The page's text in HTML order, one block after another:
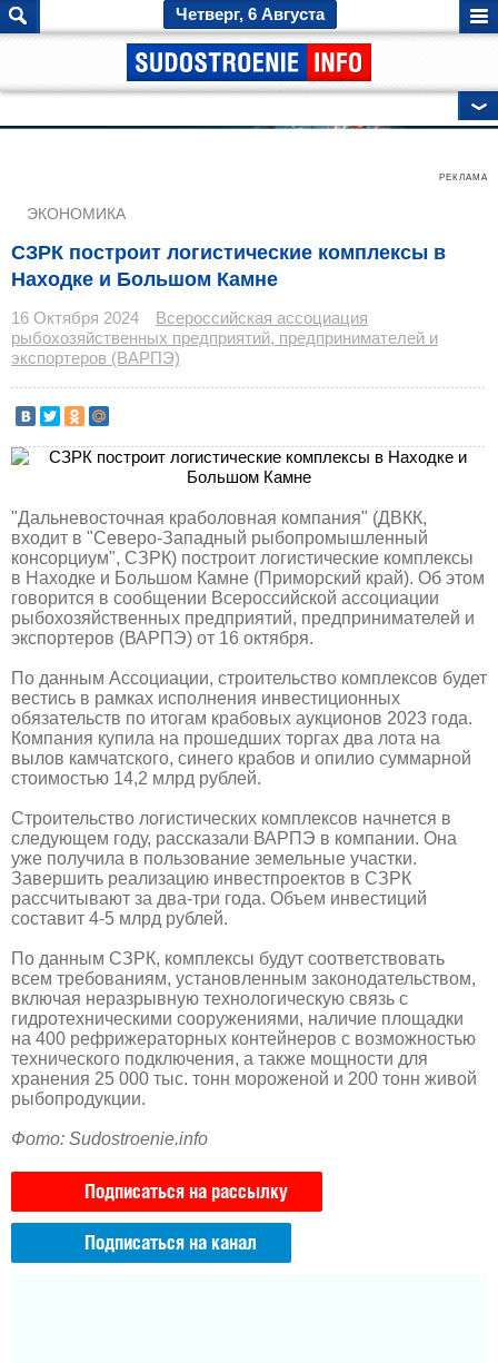
Четверг, 6 Августа
РЕКЛАМА
ЭКОНОМИКА
СЗРК построит логистические комплексы в
Находке и Большом Камне
16 Октября 2024
Всероссийская ассоциация
рыбохозяйственных предприятий, предпринимателей и
экспортеров (ВАРПЭ)
"Дальневосточная краболовная компания" (ДВКК,
входит в "Северо-Западный рыбопромышленный
консорциум", СЗРК) построит логистические комплексы
в Находке и Большом Камне (Приморский край). Об этом
говорится в сообщении Всероссийской ассоциации
рыбохозяйственных предприятий, предпринимателей и
экспортеров (ВАРПЭ) от 16 октября.
По данным Ассоциации, строительство комплексов будет
вестись в рамках исполнения инвестиционных
обязательств по итогам крабовых аукционов 2023 года.
Компания купила на прошедших торгах два лота на
вылов камчатского, синего крабов и опилио суммарной
стоимостью 14,2 млрд рублей.
Строительство логистических комплексов начнется в
следующем году, рассказали ВАРПЭ в компании. Она
уже получила в пользование земельные участки.
Завершить реализацию инвестпроектов в СЗРК
рассчитывают за два-три года. Объем инвестиций
составит 4-5 млрд рублей.
По данным СЗРК, комплексы будут соответствовать
всем требованиям, установленным законодательством,
включая неразрывную технологическую связь с
гидротехническими сооружениями, наличие площадки
на 400 рефрижераторных контейнеров с возможностью
технического подключения, а также мощности для
хранения 25 000 тыс. тонн мороженой и 200 тонн живой
рыбопродукции.
Фото: Sudostroenie.info
Подписаться на рассылку
Подписаться на канал